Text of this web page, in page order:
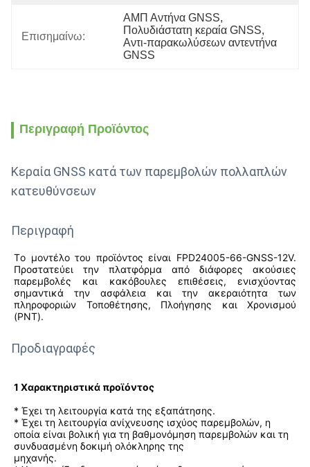
Επισημαίνω:
ΑΜΠ Αντήνα GNSS,
Πολυδιάστατη κεραία GNSS,
Αντι-παρακωλύσεων αντεντήνα
GNSS
Περιγραφή Προϊόντος
Κεραία GNSS κατά των παρεμβολών πολλαπλών
κατευθύνσεων
Περιγραφή
Tο μοντέλο του προϊόντος είναι FPD24005-66-GNSS-12V.
Προστατεύει την πλατφόρμα από διάφορες ακούσιες
παρεμβολές και κακόβουλες επιθέσεις, ενισχύοντας
σημαντικά την ασφάλεια και την ακεραιότητα των
πληροφοριών Τοποθέτησης, Πλοήγησης και Χρονισμού
(PNT).
Προδιαγραφές
1 Χαρακτηριστικά προϊόντος
* Έχει τη λειτουργία κατά της εξαπάτησης.
* Έχει τη λειτουργία ανίχνευσης ισχύος παρεμβολών, η
οποία είναι βολική για τη βαθμονόμηση παρεμβολών και τη
συνδυασμένη δοκιμή ολόκληρης της
μηχανής.